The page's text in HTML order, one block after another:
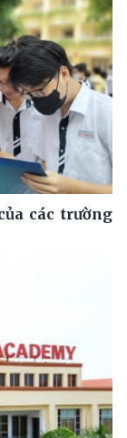
các trường